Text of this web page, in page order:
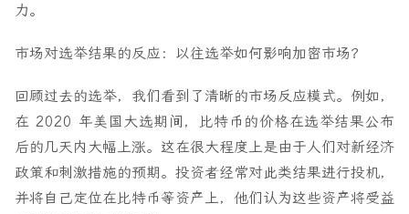
力。
市场对选举结果的反应：以往选举如何影响加密市场？
回顾过去的选举，我们看到了清晰的市场反应模式。例如，
在 2020 年美国大选期间，比特币的价格在选举结果公布
后的几天内大幅上涨。这在很大程度上是由于人们对新经济
政策和刺激措施的预期。投资者经常对此类结果进行投机，
并将自己定位在比特币等资产上，他们认为这些资产将受益